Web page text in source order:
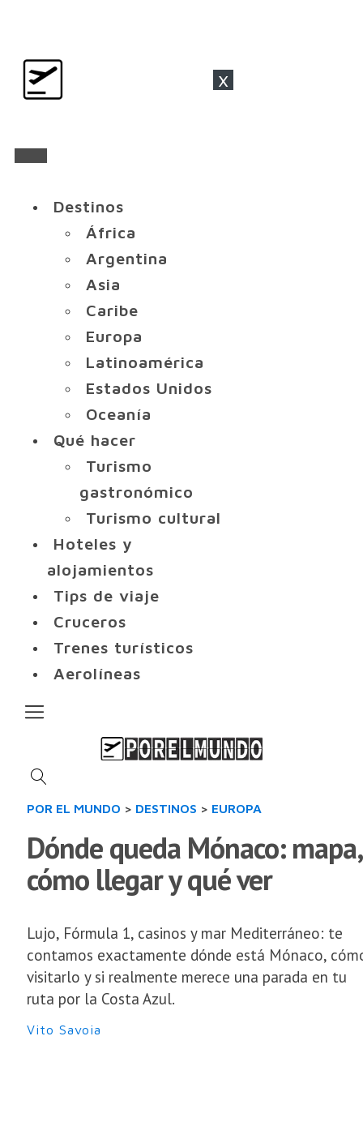
x
Destinos
África
Argentina
Asia
Caribe
Europa
Latinoamérica
Estados Unidos
Oceanía
Qué hacer
Turismo
gastronómico
Turismo cultural
Hoteles y
alojamientos
Tips de viaje
Cruceros
Trenes turísticos
Aerolíneas
POR EL MUNDO > DESTINOS > EUROPA
Dónde queda Mónaco: mapa,
cómo llegar y qué ver
Lujo, Fórmula 1, casinos y mar Mediterráneo: te
contamos exactamente dónde está Mónaco,
visitarlo y si realmente merece una parada en tu
ruta por la Costa Azul.
Vito Savoia